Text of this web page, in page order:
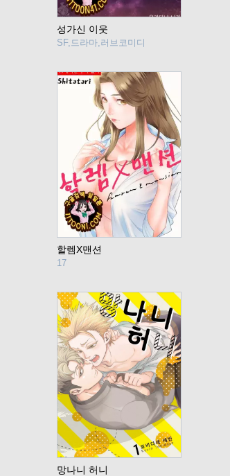
성가신 이웃
SF,드라마,러브코미디
할렘X맨션
17
망나니 허니